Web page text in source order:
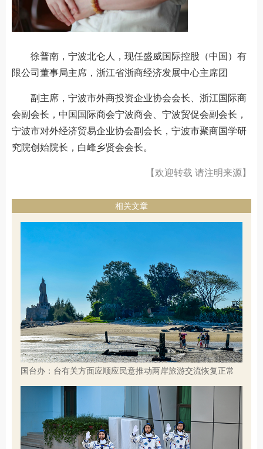
徐普南，宁波北仑人，现任盛威国际控股（中国）有
限公司董事局主席，浙江省浙商经济发展中心主席团
副主席，宁波市外商投资企业协会会长、浙江国际商
会副会长，中国国际商会宁波商会、宁波贸促会副会长，
宁波市对外经济贸易企业协会副会长，宁波市聚商国学研
究院创始院长，白峰乡贤会会长。
【欢迎转载 请注明来源】
相关文章
国台办：台有关方面应顺应民意推动两岸旅游交流恢复正常